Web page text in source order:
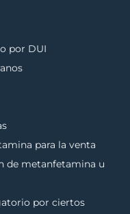
por DUI
para la venta
de metanfetamina u
por ciertos